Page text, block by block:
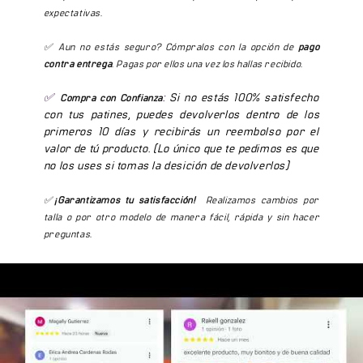
Ventilación: canales frontales y laterales
prolongado
Uso: patinaje, skate, scooter, ciclismo
El Primer Casco: Sin Excusas
El MT012 existe para que nadie se quede sin casco por
precio. Protección real, ajuste correcto y materiales
certificados — en el formato más accesible del catálogo
alguien que empieza, el MT012 es la puerta de entrada
correcta. En Colombia, con 15 años de Cougar equipando
deportistas urbanos, sabemos que el casco que no se usa
¿El MT012 tiene certificación de seguridad?
Sí, cumple con estándares de protección para deportes de
✅Resistente al impacto.
✅Rejillas de ventilación: 11 salidas de aire.
✅Color: Blanco/Rosado.
✅Grupo de edad: Niños y adultos.
✅Sistema de ajuste: ligero y cómodo, con perilla de
ajuste, fácil de ajustar el tamaño de la circunferencia de
✅Cojín interior: grueso y extraíble , lavable.
✅Uso: Actividad al aire libre
expectativas.
✅ Aun no estás seguro? Cómpralos con la opción de pago
contra entrega. Pagas por ellos una vez los hallas recibido.
✅ Compra con Confianza: Si no estás 100% satisfecho
con tus patines, puedes devolverlos dentro de los
primeros 10 días y recibirás un reembolso por el
valor de tú producto. (Lo único que te pedimos es que
no los uses si tomas la desición de devolverlos)
✅¡Garantizamos tu satisfacción!Realizamos cambios por
talla o por otro modelo de manera fácil, rápida y sin hacer
preguntas.